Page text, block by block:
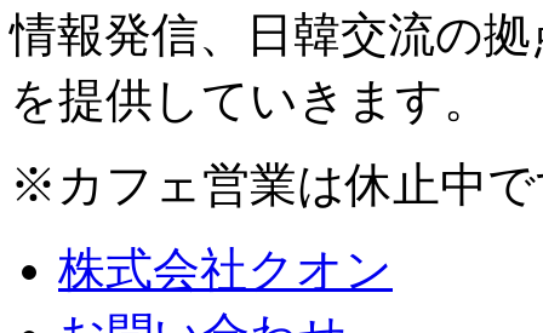
情報発信、日韓交流の
を提供していきます。
※カフェ営業は休止中
株式会社クオン